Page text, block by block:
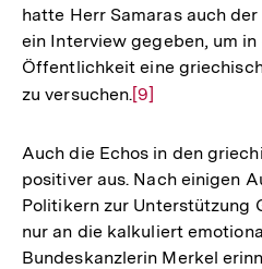
der
hatte Herr Samaras auch
ein Interview gegeben, um
Öffentlichkeit eine
zu versuchen.Zur
der
Fußnote
[9]
Auch die Echos in den
positiver aus. Nach einigen
Politikern zur Unterstützung
nur an die kalkuliert
Bundeskanzlerin Merkel